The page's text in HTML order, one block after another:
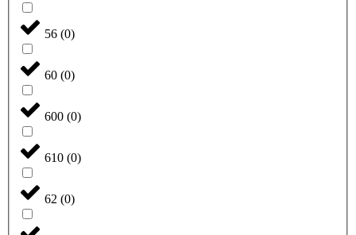
56 (0)
60 (0)
600 (0)
610 (0)
62 (0)